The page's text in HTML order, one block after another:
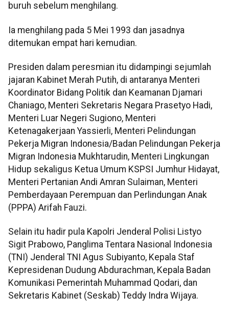
buruh sebelum menghilang.
Ia menghilang pada 5 Mei 1993 dan jasadnya
ditemukan empat hari kemudian.
Presiden dalam peresmian itu didampingi sejumlah
jajaran Kabinet Merah Putih, di antaranya Menteri
Koordinator Bidang Politik dan Keamanan Djamari
Chaniago, Menteri Sekretaris Negara Prasetyo Hadi,
Menteri Luar Negeri Sugiono, Menteri
Ketenagakerjaan Yassierli, Menteri Pelindungan
Pekerja Migran Indonesia/Badan Pelindungan Pekerja
Migran Indonesia Mukhtarudin, Menteri Lingkungan
Hidup sekaligus Ketua Umum KSPSI Jumhur Hidayat,
Menteri Pertanian Andi Amran Sulaiman, Menteri
Pemberdayaan Perempuan dan Perlindungan Anak
(PPPA) Arifah Fauzi.
Selain itu hadir pula Kapolri Jenderal Polisi Listyo
Sigit Prabowo, Panglima Tentara Nasional Indonesia
(TNI) Jenderal TNI Agus Subiyanto, Kepala Staf
Kepresidenan Dudung Abdurachman, Kepala Badan
Komunikasi Pemerintah Muhammad Qodari, dan
Sekretaris Kabinet (Seskab) Teddy Indra Wijaya.